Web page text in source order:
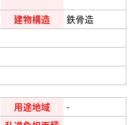
建物構造
鉄骨造
用途地域
-